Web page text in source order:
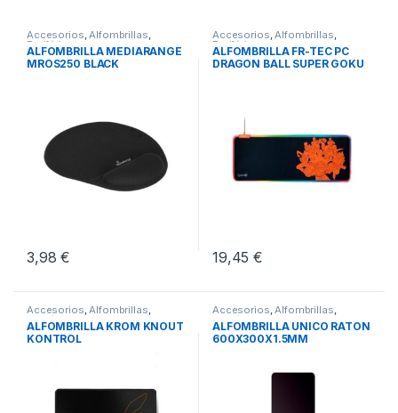
Accesorios,Alfombrillas,
Periféricos
ALFOMBRILLA MEDIARANGE
MROS250 BLACK
3,98€
Accesorios,Alfombrillas,
Periféricos
ALFOMBRILLA FR-TEC PC
DRAGON BALL SUPER GOKU
19,45€
Accesorios,Alfombrillas,
Periféricos
ALFOMBRILLA KROM KNOUT
KONTROL
Accesorios,Alfombrillas,
Periféricos
ALFOMBRILLA UNICO RATON
600X300X1.5MM